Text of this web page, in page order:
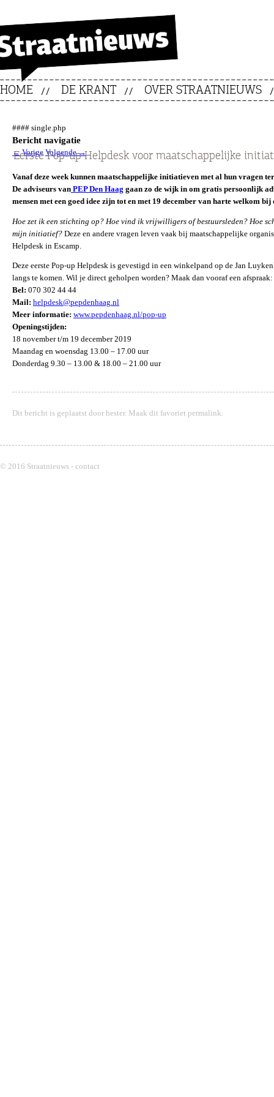
HOME DE KRANT OVER STRAATNIEUWS
#### single.php
Bericht navigatie
←Vorige Volgende→
Eerste Pop-up Helpdesk voor maatschappelijke
Vanaf deze week kunnen maatschappelijke initiatieven met al hun vragen
De adviseurs van PEP Den Haag gaan zo de wijk in om gratis persoonlijk
mensen met een goed idee zijn tot en met 19 december van harte welkom
Hoe zet ik een stichting op? Hoe vind ik vrijwilligers of bestuursleden? Hoe
mijn initiatief? Deze en andere vragen leven vaak bij maatschappelijke
Helpdesk in Escamp.
Deze eerste Pop-up Helpdesk is gevestigd in een winkelpand op de Jan
langs te komen. Wil je direct geholpen worden? Maak dan vooraf een afspraak:
Bel: 070 302 44 44
Mail: helpdesk@pepdenhaag.nl
Meer informatie: www.pepdenhaag.nl/pop-up
Openingstijden:
18 november t/m 19 december 2019
Maandag en woensdag 13.00 – 17.00 uur
Donderdag 9.30 – 13.00 & 18.00 – 21.00 uur
Dit bericht is geplaatst door hester. Maak dit favoriet permalink.
© 2016 Straatnieuws - contact